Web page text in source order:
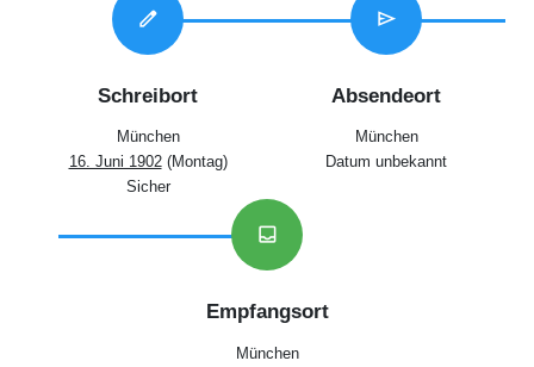
edit
Schreibort
München
16. Juni 1902(Montag)
Sicher
send
Absendeort
München
Datum unbekannt
inbox
Empfangsort
München